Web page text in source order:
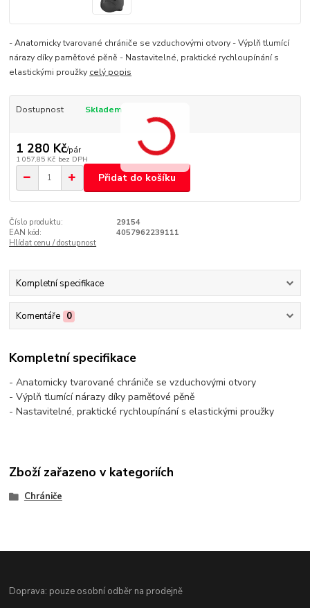
- Anatomicky tvarované chrániče se vzduchovými otvory - Výplň tlumící
nárazy díky paměťové pěně - Nastavitelné, praktické rychloupínání s
elastickými proužky celý popis
Dostupnost Skladem
1 280 Kč/pár
1 057,85 Kč bez DPH
Přidat do košíku
Číslo produktu:
29154
EAN kód:
4057962239111
Hlídat cenu / dostupnost
Kompletní specifikace
Komentáře 0
Kompletní specifikace
- Anatomicky tvarované chrániče se vzduchovými otvory
- Výplň tlumící nárazy díky paměťové pěně
- Nastavitelné, praktické rychloupínání s elastickými proužky
Zboží zařazeno v kategoriích
Chrániče
Doprava: pouze osobní odběr na prodejně